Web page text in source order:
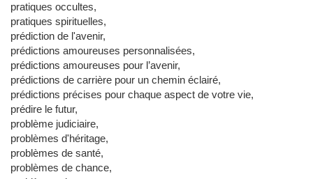
pratiques occultes,
pratiques spirituelles,
prédiction de l'avenir,
prédictions amoureuses personnalisées,
prédictions amoureuses pour l’avenir,
prédictions de carrière pour un chemin éclairé,
prédictions précises pour chaque aspect de votre vie,
prédire le futur,
problème judiciaire,
problèmes d'héritage,
problèmes de santé,
problèmes de chance,